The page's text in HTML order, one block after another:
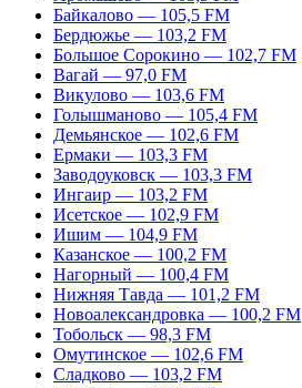
Байкалово — 105,5 FM
Бердюжье — 103,2 FM
Большое Сорокино — 102,7 FM
Вагай — 97,0 FM
Викулово — 103,6 FM
Голышманово — 105,4 FM
Демьянское — 102,6 FM
Ермаки — 103,3 FM
Заводоуковск — 103,3 FM
Ингаир — 103,2 FM
Исетское — 102,9 FM
Ишим — 104,9 FM
Казанское — 100,2 FM
Нагорный — 100,4 FM
Нижняя Тавда — 101,2 FM
Новоалександровка — 100,2 FM
Тобольск — 98,3 FM
Омутинское — 102,6 FM
Сладково — 103,2 FM